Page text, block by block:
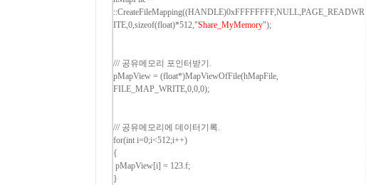
::CreateFileMapping((HANDLE)0xFFFFFFFF,NULL,PAGE_READWR
ITE,0,sizeof(float)*512,"Share_MyMemory");
/// 공유메모리 포인터받기.
pMapView = (float*)MapViewOfFile(hMapFile,
FILE_MAP_WRITE,0,0,0);
/// 공유메모리에 데이터기록.
for(int i=0;i<512;i++)
{
pMapView[i] = 123.f;
}